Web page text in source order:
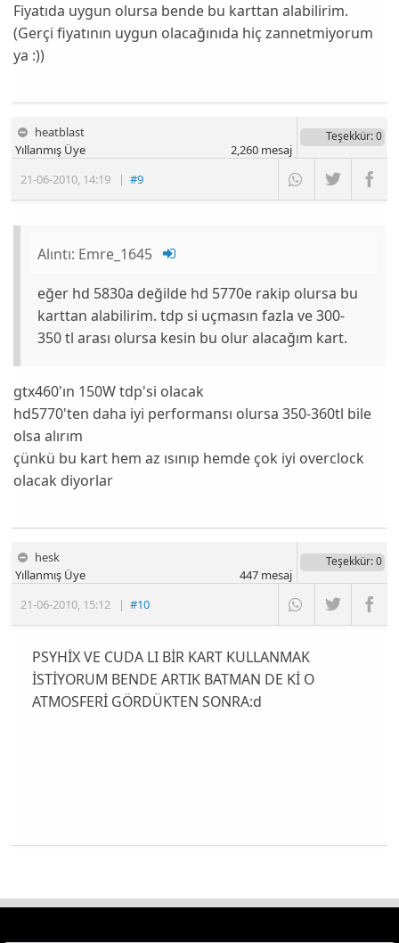
Fiyatıda uygun olursa bende bu karttan alabilirim.
(Gerçi fiyatının uygun olacağınıda hiç zannetmiyorum
ya :))
heatblast
21-06-2010, 14:19 |#9
Yıllanmış Üye
Teşekkür: 0
2,260mesaj
Alıntı: Emre_1645
eğer hd 5830a değilde hd 5770e rakip olursa bu
karttan alabilirim. tdp si uçmasın fazla ve 300-
350 tl arası olursa kesin bu olur alacağım kart.
gtx460'ın 150W tdp'si olacak
hd5770'ten daha iyi performansı olursa 350-360tl bile
olsa alırım
çünkü bu kart hem az ısınıp hemde çok iyi overclock
olacak diyorlar
hesk
21-06-2010, 15:12 |#10
Yıllanmış Üye
Teşekkür: 0
447mesaj
PSYHİX VE CUDA LI BİR KART KULLANMAK
İSTİYORUM BENDE ARTIK BATMAN DE Kİ O
ATMOSFERİ GÖRDÜKTEN SONRA:d